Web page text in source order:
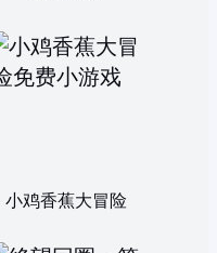
小鸡香蕉大冒险